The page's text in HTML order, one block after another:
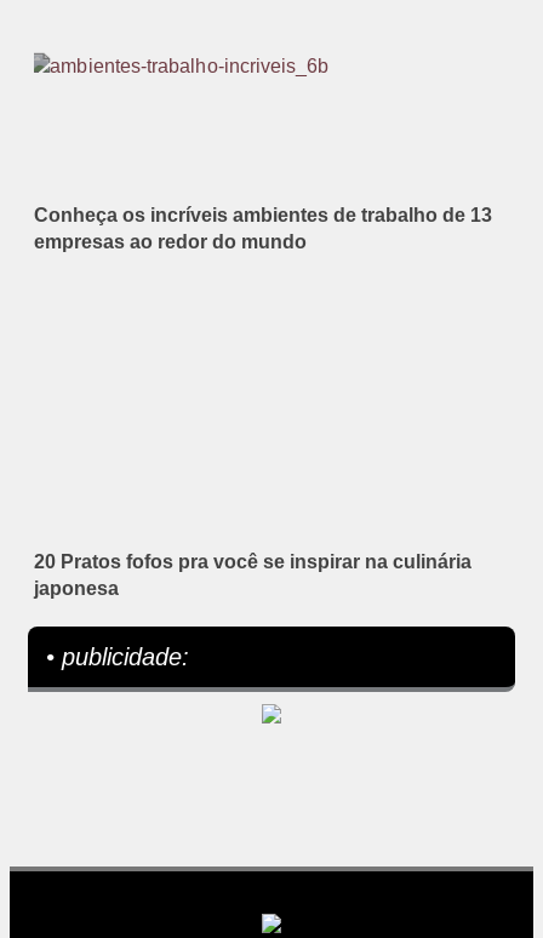
Conheça os incríveis ambientes de trabalho de 13
empresas ao redor do mundo
20 Pratos fofos pra você se inspirar na culinária
japonesa
• publicidade: